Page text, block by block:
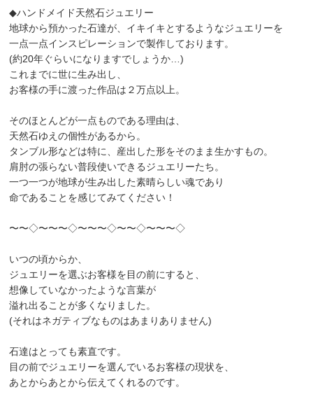
◆ハンドメイド天然石ジュエリー
地球から預かった石達が、イキイキとするようなジュエリーを
一点一点インスピレーションで製作しております。
(約20年ぐらいになりますでしょうか…)
これまでに世に生み出し、
お客様の手に渡った作品は２万点以上。
そのほとんどが一点ものである理由は、
天然石ゆえの個性があるから。
タンブル形などは特に、産出した形をそのまま生かすもの。
肩肘の張らない普段使いできるジュエリーたち。
一つ一つが地球が生み出した素晴らしい魂であり
命であることを感じてみてください！
〜〜◇〜〜〜◇〜〜〜◇〜〜◇〜〜〜◇
いつの頃からか、
ジュエリーを選ぶお客様を目の前にすると、
想像していなかったような言葉が
溢れ出ることが多くなりました。
(それはネガティブなものはあまりありません)
石達はとっても素直です。
目の前でジュエリーを選んでいるお客様の現状を、
あとからあとから伝えてくれるのです。